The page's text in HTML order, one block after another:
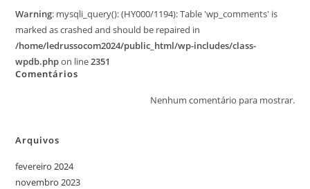
Warning: mysqli_query(): (HY000/1194): Table 'wp_comments' is
marked as crashed and should be repaired in
/home/ledrussocom2024/public_html/wp-includes/class-
wpdb.phpon line2351
Comentários
Nenhum comentário para mostrar.
Arquivos
fevereiro 2024
novembro 2023